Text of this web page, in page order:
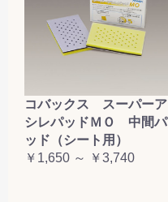
コバックス スーパーア
シレパッドＭＯ 中間パ
ッド（シート用）
￥1,650 ～ ￥3,740